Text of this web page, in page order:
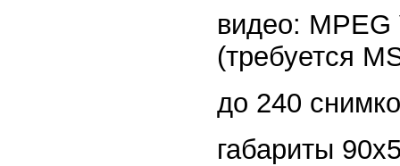
видео: MPEG
(требуется
до 240
габариты